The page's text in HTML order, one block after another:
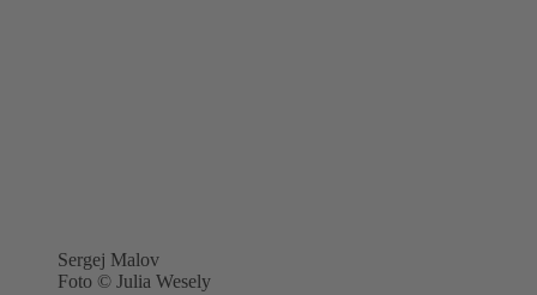
Sergej Malov
Foto © Julia Wesely